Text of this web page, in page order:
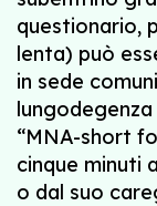
questionario,
lenta) può
in sede
“MNA-short
cinque minuti
o dal suo